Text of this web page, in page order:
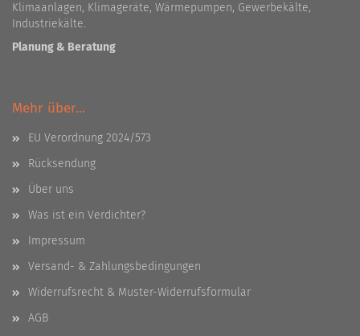
Klimaanlagen, Klimageräte, Wärmepumpen, Gewerbekälte,
Industriekälte.
Planung & Beratung
Mehr über...
EU Verordnung 2024/573
Rücksendung
Über uns
Was ist ein Verdichter?
Impressum
Versand- & Zahlungsbedingungen
Widerrufsrecht & Muster-Widerrufsformular
AGB